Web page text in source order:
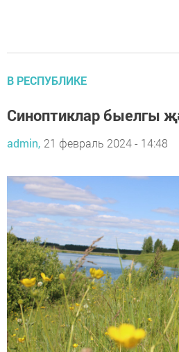
В РЕСПУБЛИКЕ
Синоптиклар быелгы
admin, 21 февраль 2024 - 14:48